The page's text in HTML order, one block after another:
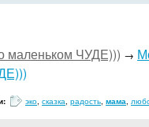
маленьком ЧУДЕ))) →
эко, сказка, радость, мама,